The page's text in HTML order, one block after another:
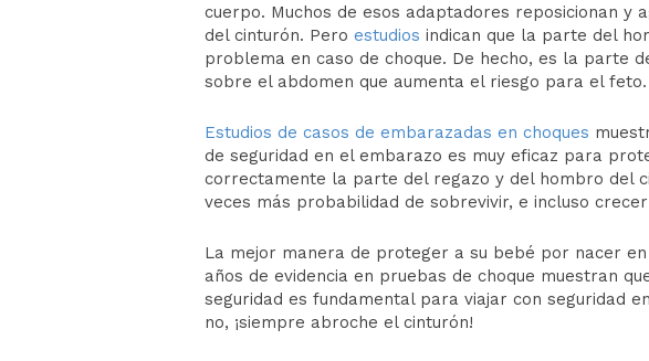
cuerpo. Muchos de esos adaptadores reposicionan y
del cinturón. Pero estudios indican que la parte del
problema en caso de choque. De hecho, es la parte
sobre el abdomen que aumenta el riesgo para el feto.
Estudios de casos de embarazadas en choques
de seguridad en elembarazo es muy eficaz para
correctamente la parte del regazo y del hombro del
veces más probabilidad de sobrevivir, e incluso
La mejor manera de proteger a su bebé por nacer
años de evidencia en pruebas de choque muestran
seguridad es fundamental para viajar con seguridad
no, ¡siempre abroche el cinturón!